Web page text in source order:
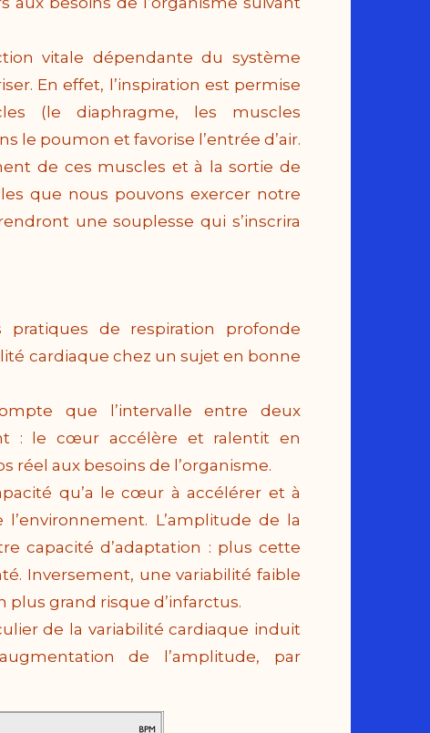
vitale dépendante du système
En effet, l’inspiration est permise
(le diaphragme, les muscles
le poumon et favorise l’entrée d’air.
de ces muscles et à la sortie de
que nous pouvons exercer notre
une souplesse qui s’inscrira
de respiration profonde
cardiaque chez un sujet en bonne
que l’intervalle entre deux
: le cœur accélère et ralentit en
réel aux besoins de l’organisme.
qu’a le cœur à accélérer et à
L’amplitude de la
capacité d’adaptation : plus cette
Inversement, une variabilité faible
grand risque d’infarctus.
de la variabilité cardiaque induit
de l’amplitude, par